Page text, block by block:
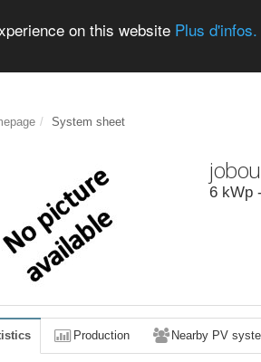
on this website Plus d'infos.
System sheet
6 kWp -
Production Nearby PV